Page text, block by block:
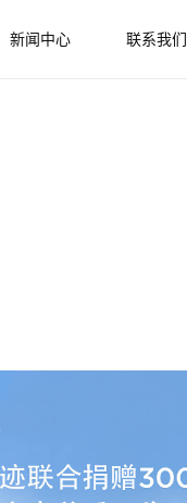
新闻中心 联系我们